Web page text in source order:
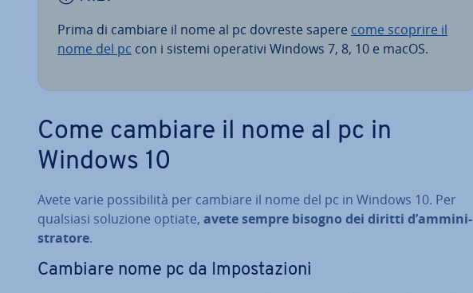
Prima di cambiare il nome al pc dovreste sapere come scoprire il
nome del pc con i sistemi operativi Windows 7, 8, 10 e macOS.
Come cambiare il nome al pc in
Windows 10
Avete varie pos­si­bi­li­tà per cambiare il nome del pc in Windows 10. Per
qualsiasi soluzione optiate, avete sempre bisogno dei diritti d’am­mi­ni­
stra­to­re.
Cambiare nome pc da Im­po­sta­zio­ni